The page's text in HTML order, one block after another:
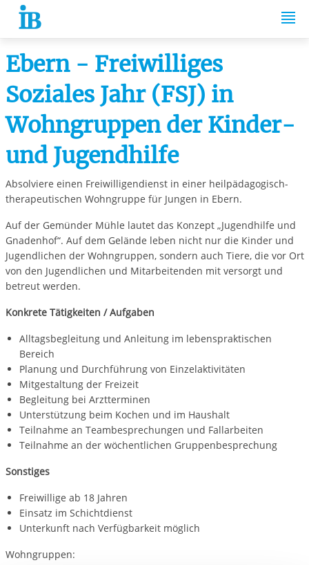
Springe zum Inhalt
Ebern - Freiwilliges
Soziales Jahr (FSJ) in
Wohngruppen der Kinder-
und Jugendhilfe
Absolviere einen Freiwilligendienst in einer heilpädagogisch-
therapeutischen Wohngruppe für Jungen in Ebern.
Auf der Gemünder Mühle lautet das Konzept „Jugendhilfe und
Gnadenhof“. Auf dem Gelände leben nicht nur die Kinder und
Jugendlichen der Wohngruppen, sondern auch Tiere, die vor Ort
von den Jugendlichen und Mitarbeitenden mit versorgt und
betreut werden.
Konkrete Tätigkeiten / Aufgaben
Alltagsbegleitung und Anleitung im lebenspraktischen
Bereich
Planung und Durchführung von Einzelaktivitäten
Mitgestaltung der Freizeit
Begleitung bei Arztterminen
Unterstützung beim Kochen und im Haushalt
Teilnahme an Teambesprechungen und Fallarbeiten
Teilnahme an der wöchentlichen Gruppenbesprechung
Sonstiges
Freiwillige ab 18 Jahren
Einsatz im Schichtdienst
Unterkunft nach Verfügbarkeit möglich
Wohngruppen: